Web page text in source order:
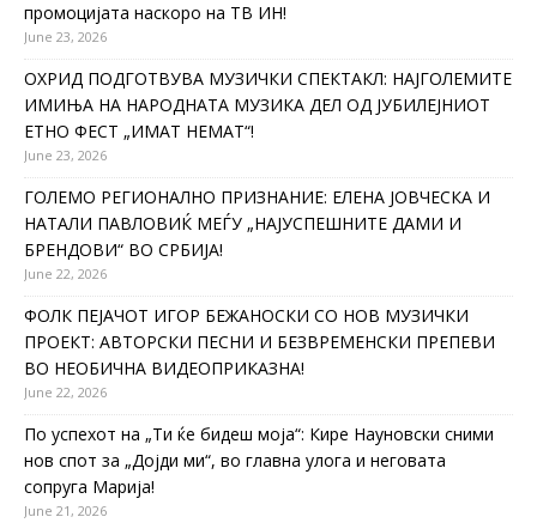
промоцијата наскоро на ТВ ИН!
June 23, 2026
ОХРИД ПОДГОТВУВА МУЗИЧКИ СПЕКТАКЛ: НАЈГОЛЕМИТЕ
ИМИЊА НА НАРОДНАТА МУЗИКА ДЕЛ ОД ЈУБИЛЕЈНИОТ
ЕТНО ФЕСТ „ИМАТ НЕМАТ“!
June 23, 2026
ГОЛЕМО РЕГИОНАЛНО ПРИЗНАНИЕ: ЕЛЕНА ЈОВЧЕСКА И
НАТАЛИ ПАВЛОВИЌ МЕЃУ „НАЈУСПЕШНИТЕ ДАМИ И
БРЕНДОВИ“ ВО СРБИЈА!
June 22, 2026
ФОЛК ПЕЈАЧОТ ИГОР БЕЖАНОСКИ СО НОВ МУЗИЧКИ
ПРОЕКТ: АВТОРСКИ ПЕСНИ И БЕЗВРЕМЕНСКИ ПРЕПЕВИ
ВО НЕОБИЧНА ВИДЕОПРИКАЗНА!
June 22, 2026
По успехот на „Ти ќе бидеш моја“: Кире Науновски сними
нов спот за „Дојди ми“, во главна улога и неговата
сопруга Марија!
June 21, 2026